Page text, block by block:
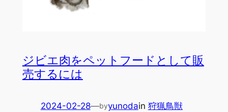
ジビエ肉をペットフードとして販
売するには
2024-02-28—byyunodain 狩猟鳥獣